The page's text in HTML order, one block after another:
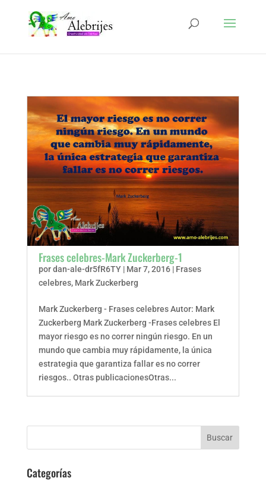
Frases celebres-Mark Zuckerberg-1
pordan-ale-dr5fR6TY| Mar 7, 2016| Frases
celebres, Mark Zuckerberg
Mark Zuckerberg - Frases celebres Autor: Mark
Zuckerberg Mark Zuckerberg -Frases celebres El
mayor riesgo es no correr ningún riesgo. En un
mundo que cambia muy rápidamente, la única
estrategia que garantiza fallar es no correr
riesgos.. Otras publicacionesOtras...
Categorías